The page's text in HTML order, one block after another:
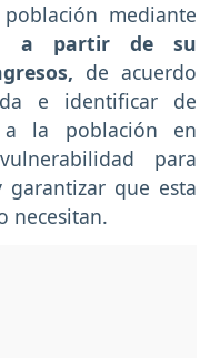
mediante
a partir de su
de acuerdo
e identificar de
la población en
para
que esta
necesitan.